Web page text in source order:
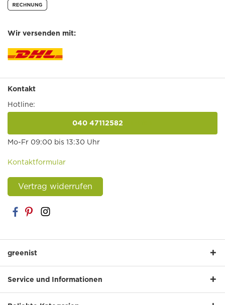
Wir versenden mit:
Kontakt
Hotline:
040 47112582
Mo-Fr 09:00 bis 13:30 Uhr
Kontaktformular
Vertrag widerrufen
greenist
Service und Informationen